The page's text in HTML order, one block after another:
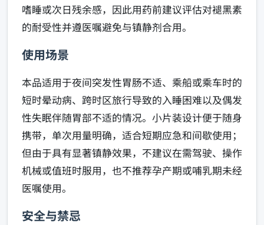
嗜睡或次日残余感，因此用药前建议评估对褪黑素
的耐受性并遵医嘱避免与镇静剂合用。
使用场景
本品适用于夜间突发性胃肠不适、乘船或乘车时的
短时晕动病、跨时区旅行导致的入睡困难以及偶发
性失眠伴随胃部不适的情况。小片装设计便于随身
携带，单次用量明确，适合短期应急和间歇使用；
但由于具有显著镇静效果，不建议在需驾驶、操作
机械或值班时服用，也不推荐孕产期或哺乳期未经
医嘱使用。
安全与禁忌